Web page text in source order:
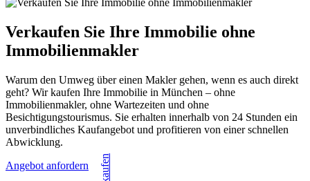
Verkaufen Sie Ihre Immobilie ohne
Immobilienmakler
Warum den Umweg über einen Makler gehen, wenn es auch direkt
geht? Wir kaufen Ihre Immobilie in München – ohne
Immobilienmakler, ohne Wartezeiten und ohne
Besichtigungstourismus. Sie erhalten innerhalb von 24 Stunden ein
unverbindliches Kaufangebot und profitieren von einer schnellen
Abwicklung.
Angebot anfordern